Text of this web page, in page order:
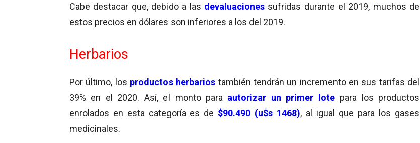
Cabe destacar que, debido a las devaluaciones sufridas durante el 2019, muchos de
estos precios en dólares son inferiores a los del 2019.
Herbarios
Por último, los productos herbarios también tendrán un incremento en sus tarifas del
39% en el 2020. Así, el monto para autorizar un primer lote para los productos
enrolados en esta categoría es de $90.490 (u$s 1468), al igual que para los gases
medicinales.